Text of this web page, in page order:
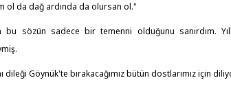
ol da dağ ardında da olursan ol."
bu sözün sadece bir temenni olduğunu sanırdım.
dileği Göynük'te bırakacağımız bütün dostlarımız için